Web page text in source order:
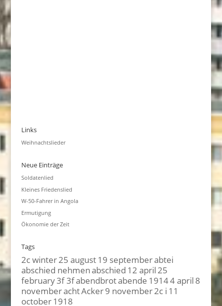
Links
Weihnachtslieder
Neue Einträge
Soldatenlied
Kleines Friedenslied
W-50-Fahrer in Angola
Ermutigung
Ökonomie der Zeit
Tags
2c winter25 august19 septemberabtei
abschied nehmenabschied 12 april25
february3f 3fabendbrotabende 19144 april 8
novemberachtAcker9 november2c i 11
october1918